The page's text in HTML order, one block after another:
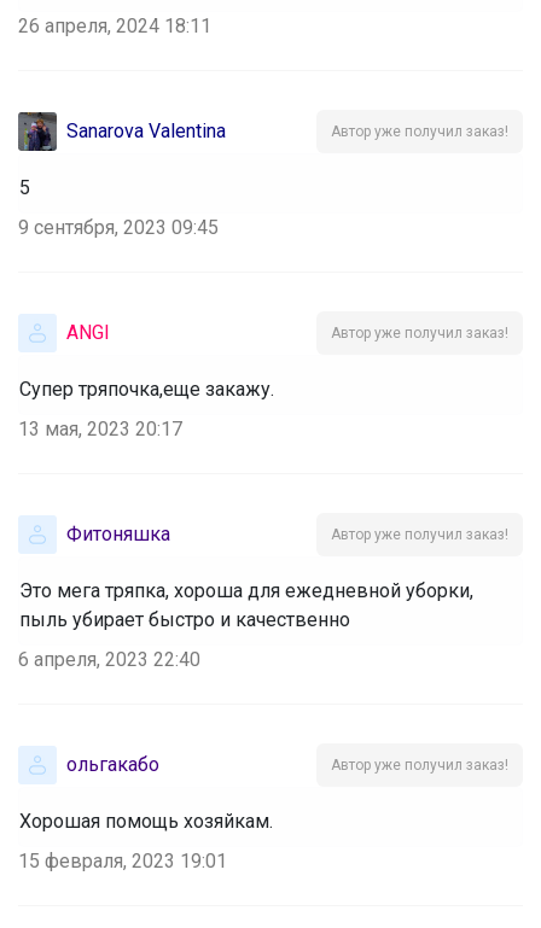
26 апреля, 2024 18:11
Sanarova Valentina Автор уже получил заказ!
5
9 сентября, 2023 09:45
ANGI Автор уже получил заказ!
Супер тряпочка,еще закажу.
13 мая, 2023 20:17
Фитоняшка Автор уже получил заказ!
Это мега тряпка, хороша для ежедневной уборки,
пыль убирает быстро и качественно
6 апреля, 2023 22:40
ольгакабо Автор уже получил заказ!
Хорошая помощь хозяйкам.
15 февраля, 2023 19:01